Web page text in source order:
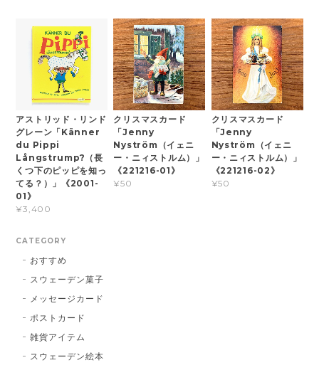
アストリッド・リンド
グレーン「Känner
du Pippi
Långstrump?（長
くつ下のピッピを知っ
てる？）」《2001-
01》
¥3,400
クリスマスカード
「Jenny
Nyström（イェニ
ー・ニィストルム）」
《221216-01》
¥50
クリスマスカード
「Jenny
Nyström（イェニ
ー・ニィストルム）」
《221216-02》
¥50
CATEGORY
おすすめ
スウェーデン菓子
メッセージカード
ポストカード
雑貨アイテム
スウェーデン絵本